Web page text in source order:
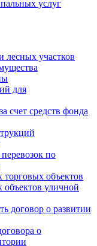
услуг
лесных участков
для
счет средств фонда
по
объектов
уличной
договор о развитии
о